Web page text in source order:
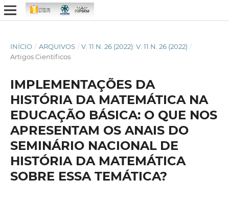
INÍCIO / ARQUIVOS / V. 11 N. 26 (2022): V. 11 N. 26 (2022) /
Artigos Científicos
IMPLEMENTAÇÕES DA
HISTÓRIA DA MATEMÁTICA NA
EDUCAÇÃO BÁSICA: O QUE NOS
APRESENTAM OS ANAIS DO
SEMINÁRIO NACIONAL DE
HISTÓRIA DA MATEMÁTICA
SOBRE ESSA TEMÁTICA?